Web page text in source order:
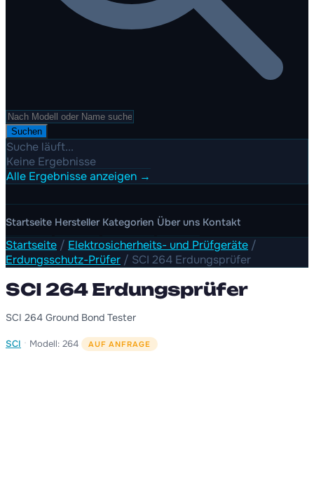
Suchen
Suche läuft...
Keine Ergebnisse
Alle Ergebnisse anzeigen →
Startseite Hersteller Kategorien Über uns Kontakt
Startseite / Elektrosicherheits- und Prüfgeräte /
Erdungsschutz-Prüfer / SCI 264 Erdungsprüfer
SCI 264 Erdungsprüfer
SCI 264 Ground Bond Tester
SCI · Modell: 264 AUF ANFRAGE